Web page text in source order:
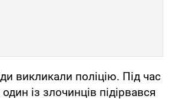
викликали поліцію. Під час
із злочинців підірвався